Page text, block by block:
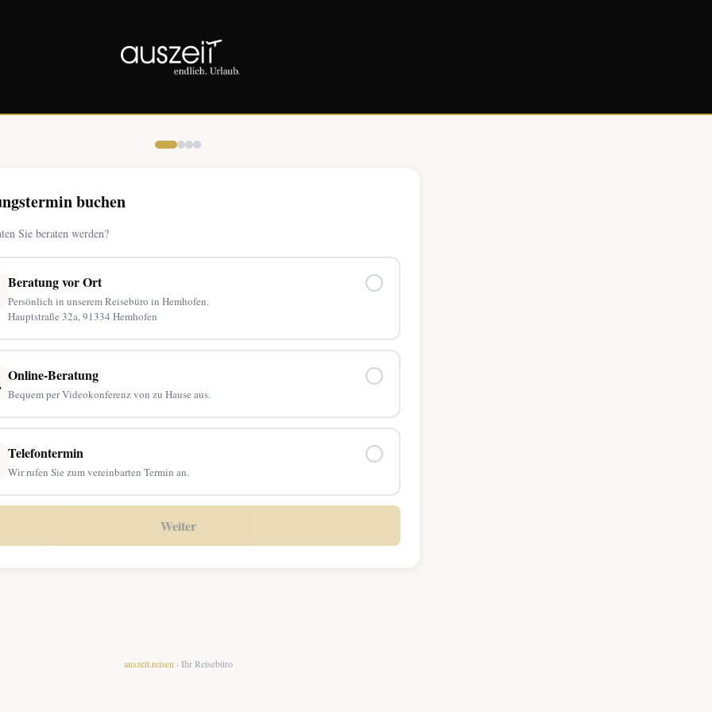
buchen
Sie beraten werden?
Beratung vor Ort
Persönlich in unserem Reisebüro in Hemhofen.
Hauptstraße 32a, 91334 Hemhofen
Online-Beratung
Bequem per Videokonferenz von zu Hause aus.
Telefontermin
Wir rufen Sie zum vereinbarten Termin an.
Weiter
auszeit.reisen · Ihr Reisebüro